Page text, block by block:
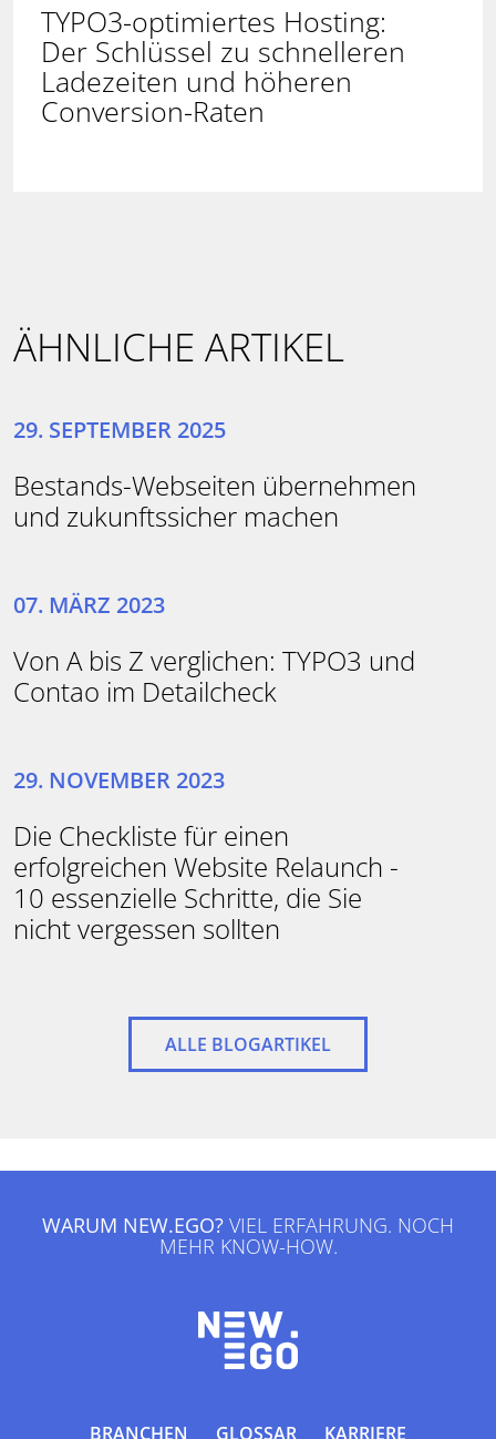
TYPO3-optimiertes Hosting:
Der Schlüssel zu schnelleren
Ladezeiten und höheren
Conversion-Raten
ÄHNLICHE ARTIKEL
29. SEPTEMBER 2025
Bestands-Webseiten übernehmen
und zukunftssicher machen
07. MÄRZ 2023
Von A bis Z verglichen: TYPO3 und
Contao im Detailcheck
29. NOVEMBER 2023
Die Checkliste für einen
erfolgreichen Website Relaunch -
10 essenzielle Schritte, die Sie
nicht vergessen sollten
ALLE BLOGARTIKEL
WARUM NEW.EGO? VIEL ERFAHRUNG. NOCH
MEHR KNOW-HOW.
BRANCHEN GLOSSAR KARRIERE